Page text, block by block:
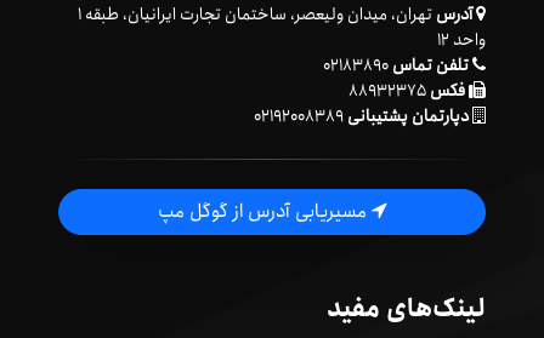
آدرس
تهران، میدان ولیعصر، ساختمان تجارت ایرانیان، طبقه ۱
واحد ۱۲
تلفن تماس۰۲۱۸۳۸۹۰
فکس
دپارتمان پشتیبانی۰۲۱۹۲۰۰۸۳۸۹
مسیریابی آدرس از گوگل مپ
لینک‌های مفید